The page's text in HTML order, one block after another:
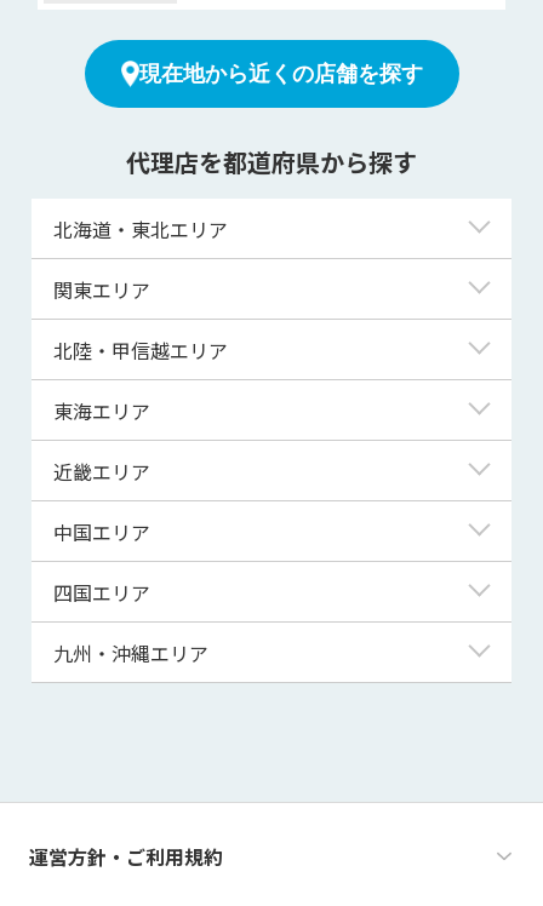
現在地から近くの店舗を探す
代理店を都道府県から探す
北海道・東北エリア
北海道
青森県
宮城県
秋田県
山形県
関東エリア
東京都
神奈川県
埼玉県
千葉県
茨城県
群馬県
北陸・甲信越エリア
新潟県
富山県
福井県
山梨県
長野県
東海エリア
岐阜県
静岡県
三重県
近畿エリア
滋賀県
京都府
大阪府
兵庫県
和歌山県
中国エリア
鳥取県
島根県
山口県
四国エリア
徳島県
高知県
九州・沖縄エリア
熊本県
運営方針・ご利用規約